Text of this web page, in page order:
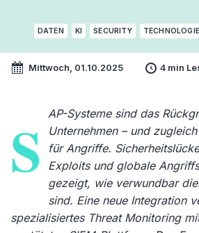
DATEN KI SECURITY TECHNOLOGIE
Mittwoch, 01.10.2025 4 min
S
AP-Systeme sind das
Unternehmen – und
für Angriffe.
Exploits und globale
gezeigt, wie verwundbar
sind. Eine neue Integration
spezialisiertes Threat Monitoring